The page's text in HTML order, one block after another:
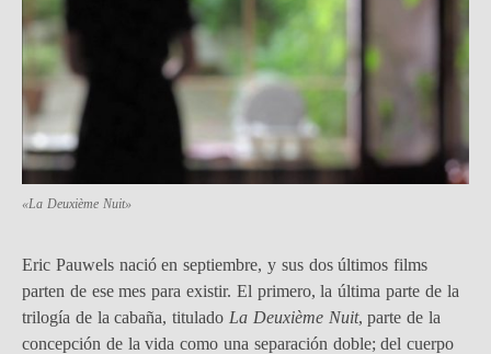
«La Deuxième Nuit»
Eric Pauwels nació en septiembre, y sus dos últimos films
parten de ese mes para existir. El primero, la última parte de la
trilogía de la cabaña, titulado La Deuxième Nuit, parte de la
concepción de la vida como una separación doble; del cuerpo